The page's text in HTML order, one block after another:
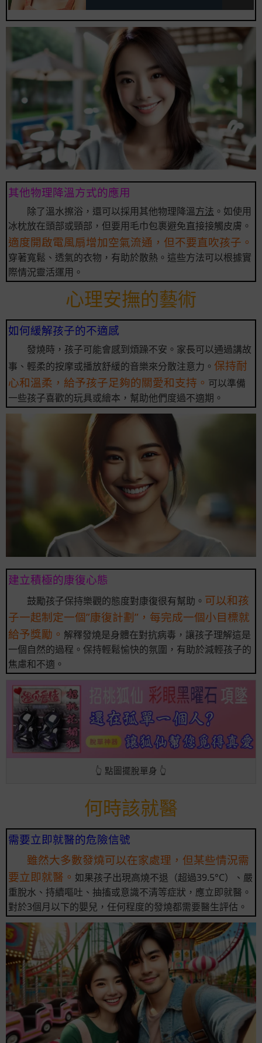
其他物理降溫方式的應用
除了溫水擦浴，還可以採用其他物理降溫方法 。如使用
冰枕放在頭部或頸部，但要用毛巾包裹避免直接接觸皮膚。
適度開啟電風扇增加空氣流通，但不要直吹孩子。
穿著寬鬆、透氣的衣物，有助於散熱。這些方法可以根據實
際情況靈活運用。
心理安撫的藝術
如何緩解孩子的不適感
發燒時，孩子可能會感到煩躁不安。家長可以通過講故
事、輕柔的按摩或播放舒緩的音樂來分散注意力。 保持耐
心和溫柔，給予孩子足夠的關愛和支持。 可以準備
一些孩子喜歡的玩具或繪本，幫助他們度過不適期。
建立積極的康復心態
鼓勵孩子保持樂觀的態度對康復很有幫助。 可以和孩
子一起制定一個”康復計劃”，每完成一個小目標就
給予獎勵。 解釋發燒是身體在對抗病毒，讓孩子理解這是
一個自然的過程。保持輕鬆愉快的氛圍，有助於減輕孩子的
焦慮和不適。
👆 點圖擺脫單身 👆
何時該就醫
需要立即就醫的危險信號
雖然大多數發燒可以在家處理，但某些情況需
要立即就醫。 如果孩子出現高燒不退（超過39.5°C）、嚴
重脫水、持續嘔吐、抽搐或意識不清等症狀，應立即就醫。
對於3個月以下的嬰兒，任何程度的發燒都需要醫生評估。